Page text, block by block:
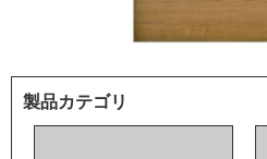
製品カテゴリ